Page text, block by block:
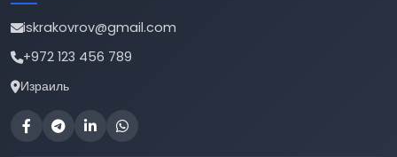
iskrakovrov@gmail.com
+972 123 456 789
Израиль